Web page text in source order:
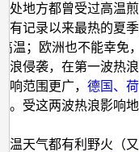
处地方都曾受过高温
有记录以来最热的夏
温；欧洲也不能幸免
浪侵袭，在第一波热
响范围更广，德国、
。受这两波热浪影响
温天气都有利野火（